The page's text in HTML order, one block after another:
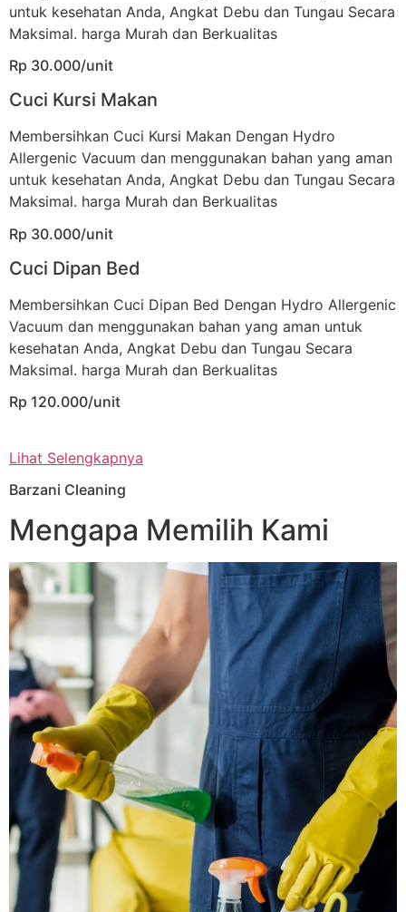
untuk kesehatan Anda, Angkat Debu dan Tungau Secara
Maksimal. harga Murah dan Berkualitas
Rp 30.000/unit
Cuci Kursi Makan
Membersihkan Cuci Kursi Makan Dengan Hydro
Allergenic Vacuum dan menggunakan bahan yang aman
untuk kesehatan Anda, Angkat Debu dan Tungau Secara
Maksimal. harga Murah dan Berkualitas
Rp 30.000/unit
Cuci Dipan Bed
Membersihkan Cuci Dipan Bed Dengan Hydro Allergenic
Vacuum dan menggunakan bahan yang aman untuk
kesehatan Anda, Angkat Debu dan Tungau Secara
Maksimal. harga Murah dan Berkualitas
Rp 120.000/unit
Lihat Selengkapnya
Barzani Cleaning
Mengapa Memilih Kami